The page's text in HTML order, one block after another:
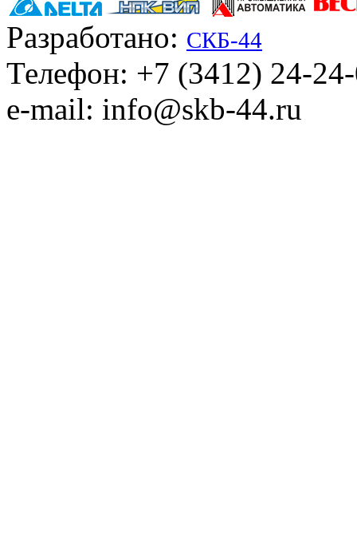
Разработано: СКБ-44
Телефон: +7 (3412) 24-
e-mail: info@skb-44.ru